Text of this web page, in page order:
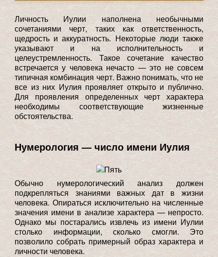
Личность Иулии наполнена необычными
сочетаниями черт, таких как ответственность,
щедрость и аккуратность. Некоторые люди также
указывают и на исполнительность и
целеустремленность. Такое сочетание качество
встречается у человека нечасто — это не совсем
типичная комбинация черт. Важно понимать, что не
все из них Иулия проявляет открыто и публично.
Для проявления определенных черт характера
необходимы соответствующие жизненные
обстоятельства.
Нумерология — число имени Иулия
Обычно нумерологический анализ должен
подкрепляться знаниями важных дат в жизни
человека. Опираться исключительно на численные
значения имени в анализе характера — непросто.
Однако мы постарались извлечь из имени Иулии
столько информации, сколько смогли. Это
позволило собрать примерный образ характера и
личности человека.